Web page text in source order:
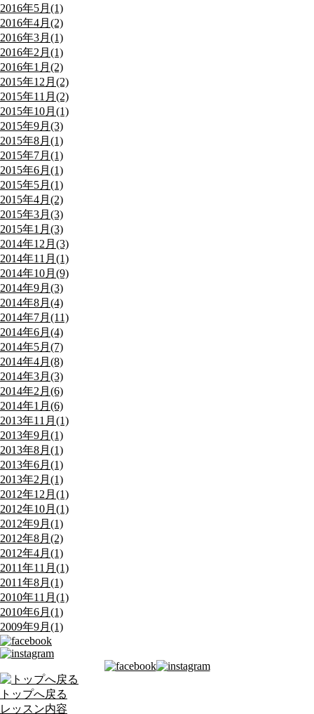
2016年5月(1)
2016年4月(2)
2016年3月(1)
2016年2月(1)
2016年1月(2)
2015年12月(2)
2015年11月(2)
2015年10月(1)
2015年9月(3)
2015年8月(1)
2015年7月(1)
2015年6月(1)
2015年5月(1)
2015年4月(2)
2015年3月(3)
2015年1月(3)
2014年12月(3)
2014年11月(1)
2014年10月(9)
2014年9月(3)
2014年8月(4)
2014年7月(11)
2014年6月(4)
2014年5月(7)
2014年4月(8)
2014年3月(3)
2014年2月(6)
2014年1月(6)
2013年11月(1)
2013年9月(1)
2013年8月(1)
2013年6月(1)
2013年2月(1)
2012年12月(1)
2012年10月(1)
2012年9月(1)
2012年8月(2)
2012年4月(1)
2011年11月(1)
2011年8月(1)
2010年11月(1)
2010年6月(1)
2009年9月(1)
トップへ戻る
レッスン内容